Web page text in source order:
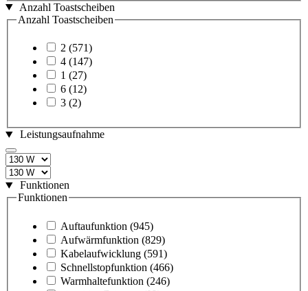
Anzahl Toastscheiben
Anzahl Toastscheiben
2 (571)
4 (147)
1 (27)
6 (12)
3 (2)
Leistungsaufnahme
Funktionen
Funktionen
Auftaufunktion (945)
Aufwärmfunktion (829)
Kabelaufwicklung (591)
Schnellstopfunktion (466)
Warmhaltefunktion (246)